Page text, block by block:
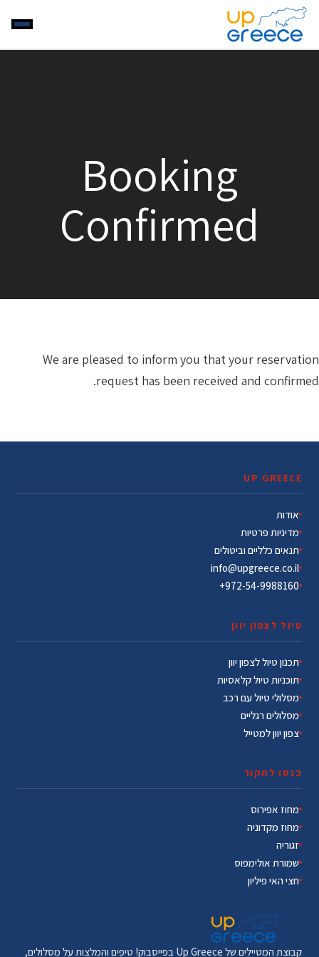
Booking
Confirmed
We are pleased to inform you that your reservation
request has been received and confirmed.
UP GREECE
אודות
מדיניות פרטיות
תנאים כלליים וביטולים
info@upgreece.co.il
972-54-9988160+
טיול לצפון יוון
תכנון טיול לצפון יוון
תוכניות טיול קלאסיות
מסלולי טיול עם רכב
מסלולים רגליים
צפון יוון למטייל
כנסו לחקור
מחוז אפירוס
מחוז מקדוניה
זגוריה
שמורת אולימפוס
חצי האי פיליון
קבוצת המטיילים של Up Greece בפייסבוק! טיפים והמלצות על מסלולים,